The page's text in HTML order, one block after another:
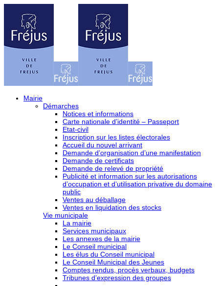
Mairie
Démarches
Notices et informations
Carte nationale d’identité – Passeport
Etat-civil
Inscription sur les listes électorales
Accueil du nouvel arrivant
Demande d’organisation d’une manifestation
Demande de certificats
Demande de relevé de propriété
Publicité et information sur les autorisations
d’occupation et d’utilisation privative du domaine
public
Ventes au déballage
Ventes en liquidation des stocks
Vie municipale
La mairie
Services municipaux
Les annexes de la mairie
Le Conseil municipal
Les élus du Conseil municipal
Le Conseil Municipal des Jeunes
Comptes rendus, procès verbaux, budgets
Tribunes d’expression des groupes